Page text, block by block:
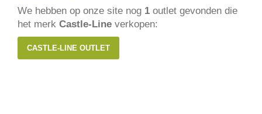
We hebben op onze site nog 1 outlet gevonden die
het merk Castle-Line verkopen:
CASTLE-LINE OUTLET